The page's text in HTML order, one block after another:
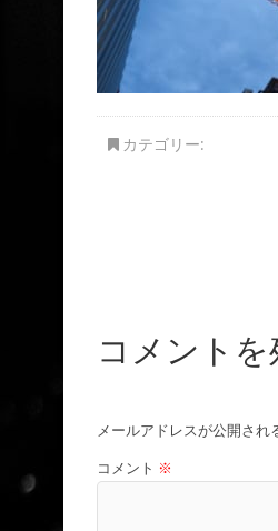
カテゴリー:
コメントを
メールアドレスが公開され
コメント ※